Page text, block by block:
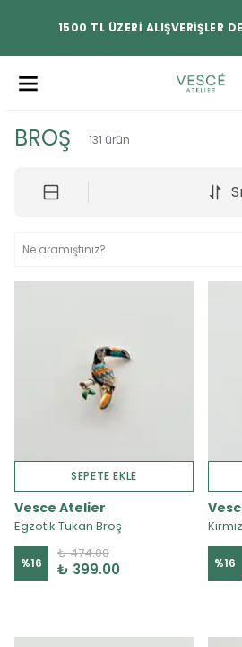
1500 TL ÜZERİ ALIŞVERİŞLER
BROŞ 131 ürün
SEPETE EKLE
Vesce Atelier
Egzotik Tukan Broş
%16
₺ 474.00
₺ 399.00 %16